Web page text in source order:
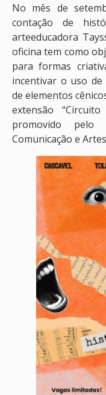
No mês de
contação de
arteeducadora
oficina tem como
para formas
incentivar o uso de
de elementos
extensão
promovido pelo
Comunicação e